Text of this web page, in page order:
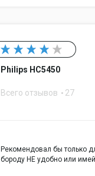
Philips HC5450
Всего отзывов 27
Рекомендовал бы только
бороду НЕ удобно или